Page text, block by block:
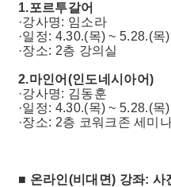
1.포르투갈어
·강사명: 임소라
·일정: 4.30.(목) ~ 5.28.(
·장소: 2층 강의실
2.마인어(인도네시아어)
·강사명: 김동훈
·일정: 4.30.(목) ~ 5.28.(
·장소: 2층 코워크존 세미
■ 온라인(비대면) 강좌: